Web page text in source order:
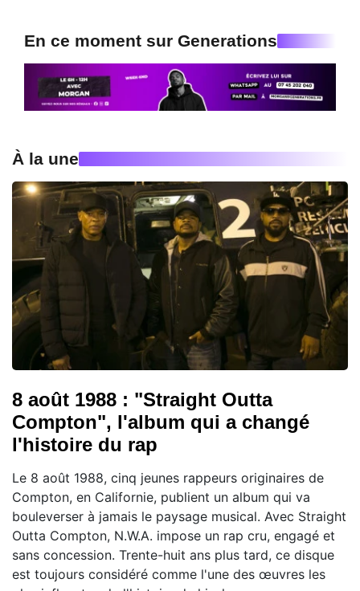
En ce moment sur Generations
À la une
8 août 1988 : "Straight Outta
Compton", l'album qui a changé
l'histoire du rap
Le 8 août 1988, cinq jeunes rappeurs originaires de
Compton, en Californie, publient un album qui va
bouleverser à jamais le paysage musical. Avec Straight
Outta Compton, N.W.A. impose un rap cru, engagé et
sans concession. Trente-huit ans plus tard, ce disque
est toujours considéré comme l'une des œuvres les